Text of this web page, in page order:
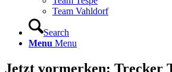
Team Vahldorf
Search
Menu Menu
Jetzt vormerken: Trecker